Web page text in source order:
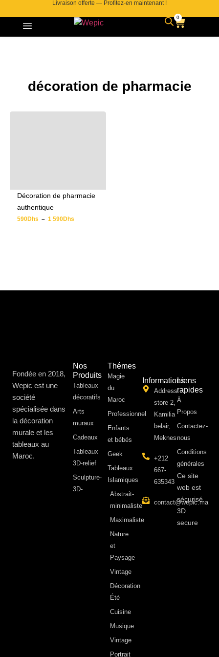
Livraison offerte — Profitez-en maintenant !
0
décoration de pharmacie
Décoration de pharmacie
authentique
590Dhs – 1 590Dhs
Fondée en 2018,
Wepic est une
société
spécialisée dans
la décoration
murale et les
tableaux au
Maroc.
Nos
Produits
Tableaux
décoratifs
Arts
muraux
Cadeaux
Tableaux
3D-relief
Sculpture-
3D-
Thémes
Magie
du
Maroc
Professionnel
Enfants
et bébés
Geek
Tableaux
Islamiques
Abstrait-
minimaliste
Maximaliste
Nature
et
Paysage
Vintage
Décoration
Été
Cuisine
Musique
Vintage
Portrait
Informations
Address:
store 2,
Kamilia
belair,
Meknes
+212
667-
635343
contact@wepic.ma
Liens
rapides
À
Propos ​
Contactez-
nous
Conditions
générales
Ce site
web est
sécurisé
3D
secure